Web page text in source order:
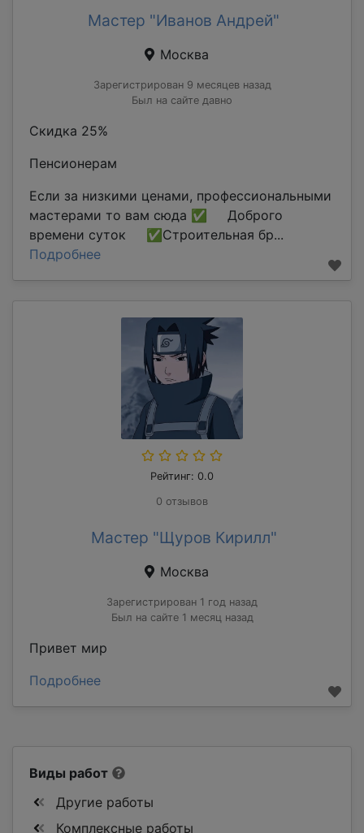
Мастер "Иванов Андрей"
Москва
Зарегистрирован 9 месяцев назад
Был на сайте давно
Скидка 25%
Пенсионерам
Если за низкими ценами, профессиональными
мастерами то вам сюда ✅ Доброго
времени суток ✅Строительная бр...
Подробнее
Рейтинг: 0.0
0 отзывов
Мастер "Щуров Кирилл"
Москва
Зарегистрирован 1 год назад
Был на сайте 1 месяц назад
Привет мир
Подробнее
Виды работ
Другие работы
Комплексные работы